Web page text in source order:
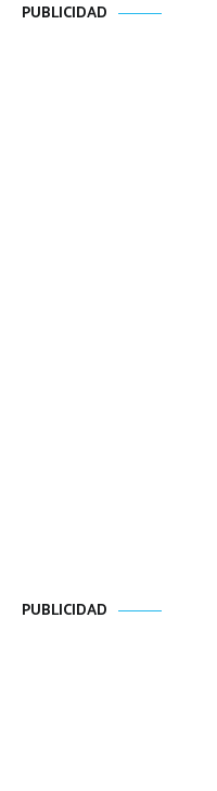
PUBLICIDAD
PUBLICIDAD